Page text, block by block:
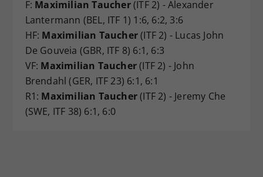
F: Maximilian Taucher(ITF 2) - Alexander
Lantermann (BEL, ITF 1) 1:6, 6:2, 3:6
HF: Maximilian Taucher(ITF 2) - Lucas John
De Gouveia (GBR, ITF 8) 6:1, 6:3
VF: Maximilian Taucher(ITF 2) - John
Brendahl (GER, ITF 23) 6:1, 6:1
R1: Maximilian Taucher(ITF 2) - Jeremy Che
(SWE, ITF 38) 6:1, 6:0